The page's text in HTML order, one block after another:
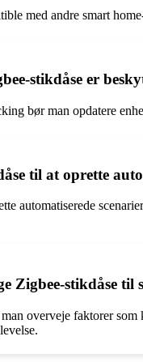
med andre smart
stikdåse er
bør man opdatere
til at oprette
automatiserede
Zigbee-stikdåse til
overveje faktorer